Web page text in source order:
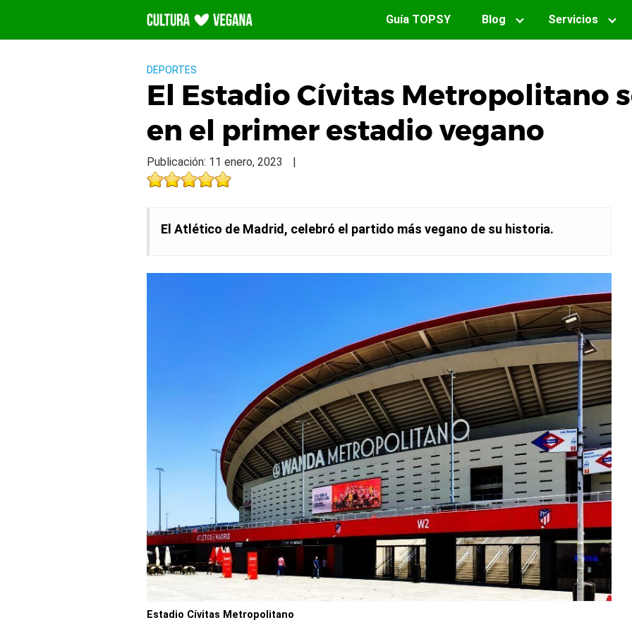
contenido
Guía TOPSY Blog Servicios
DEPORTES
El Estadio Cívitas Metropolitano
en el primer estadio vegano
Publicación: 11 enero, 2023 |
El Atlético de Madrid, celebró el partido más vegano de su historia.
Estadio Cívitas Metropolitano